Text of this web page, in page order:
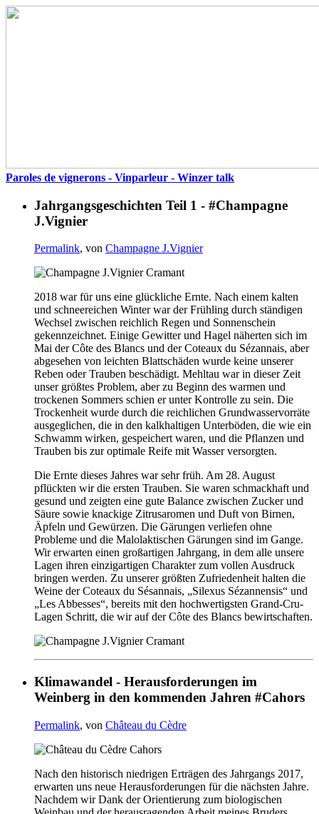
Paroles de vignerons - Vinparleur - Winzer talk
Jahrgangsgeschichten Teil 1 - #Champagne
J.Vignier
Permalink, von Champagne J.Vignier
2018 war für uns eine glückliche Ernte. Nach einem kalten
und schneereichen Winter war der Frühling durch ständigen
Wechsel zwischen reichlich Regen und Sonnenschein
gekennzeichnet. Einige Gewitter und Hagel näherten sich im
Mai der Côte des Blancs und der Coteaux du Sézannais, aber
abgesehen von leichten Blattschäden wurde keine unserer
Reben oder Trauben beschädigt. Mehltau war in dieser Zeit
unser größtes Problem, aber zu Beginn des warmen und
trockenen Sommers schien er unter Kontrolle zu sein. Die
Trockenheit wurde durch die reichlichen Grundwasservorräte
ausgeglichen, die in den kalkhaltigen Unterböden, die wie ein
Schwamm wirken, gespeichert waren, und die Pflanzen und
Trauben bis zur optimale Reife mit Wasser versorgten.
Die Ernte dieses Jahres war sehr früh. Am 28. August
pflückten wir die ersten Trauben. Sie waren schmackhaft und
gesund und zeigten eine gute Balance zwischen Zucker und
Säure sowie knackige Zitrusaromen und Duft von Birnen,
Äpfeln und Gewürzen. Die Gärungen verliefen ohne
Probleme und die Malolaktischen Gärungen sind im Gange.
Wir erwarten einen großartigen Jahrgang, in dem alle unsere
Lagen ihren einzigartigen Charakter zum vollen Ausdruck
bringen werden. Zu unserer größten Zufriedenheit halten die
Weine der Coteaux du Sésannais, „Silexus Sézannensis“ und
„Les Abbesses“, bereits mit den hochwertigsten Grand-Cru-
Lagen Schritt, die wir auf der Côte des Blancs bewirtschaften.
Klimawandel - Herausforderungen im
Weinberg in den kommenden Jahren #Cahors
Permalink, von Château du Cèdre
Nach den historisch niedrigen Erträgen des Jahrgangs 2017,
erwarten uns neue Herausforderungen für die nächsten Jahre.
Nachdem wir Dank der Orientierung zum biologischen